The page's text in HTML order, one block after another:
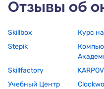
Отзывы об
Skillbox Курс
Stepik
Skillfactory
Учебный Центр